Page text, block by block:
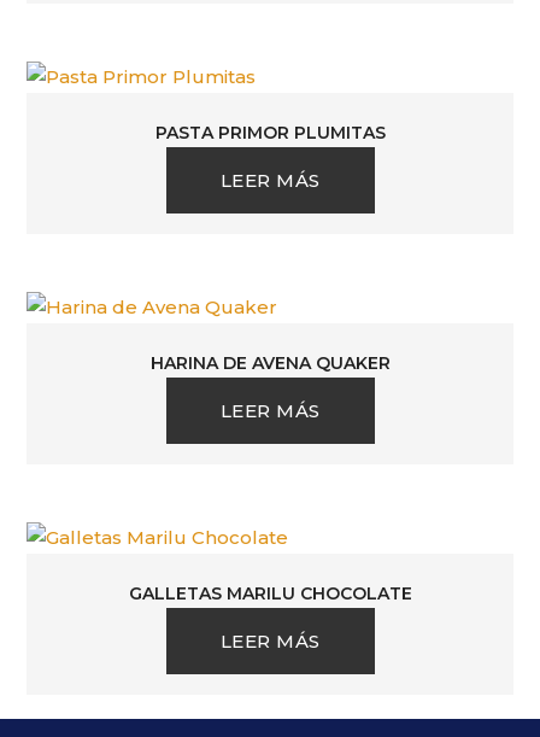
PASTA PRIMOR PLUMITAS
LEER MÁS
HARINA DE AVENA QUAKER
LEER MÁS
GALLETAS MARILU CHOCOLATE
LEER MÁS